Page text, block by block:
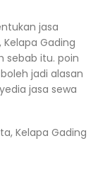
jasa
Kelapa Gading
sebab itu. poin
jadi alasan
jasa sewa